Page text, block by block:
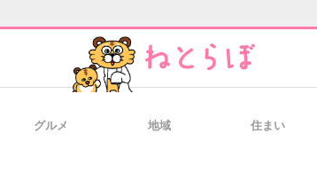
グルメ 地域 住まい